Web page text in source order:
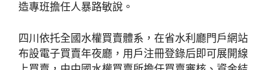
造專班擔任人暴路敏說。
四川依托全國水權買賣體系，在省水利廳門戶網站
布設電子買賣年夜廳，用戶注冊登錄后即可展開線